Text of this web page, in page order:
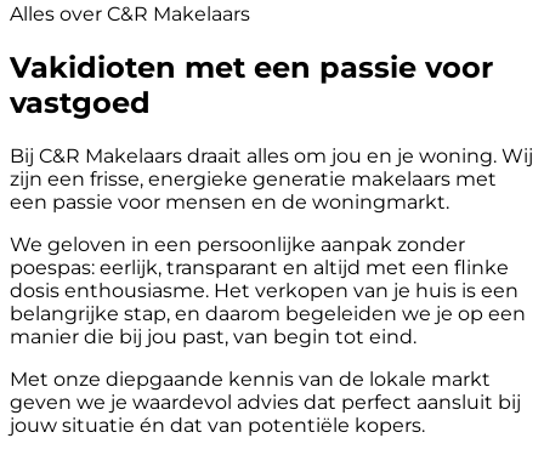
Alles over C&R Makelaars
Vakidioten met een passie voor
vastgoed
Bij C&R Makelaars draait alles om jou en je woning. Wij
zijn een frisse, energieke generatie makelaars met
een passie voor mensen en de woningmarkt.
We geloven in een persoonlijke aanpak zonder
poespas: eerlijk, transparant en altijd met een flinke
dosis enthousiasme. Het verkopen van je huis is een
belangrijke stap, en daarom begeleiden we je op een
manier die bij jou past, van begin tot eind.
Met onze diepgaande kennis van de lokale markt
geven we je waardevol advies dat perfect aansluit bij
jouw situatie én dat van potentiële kopers.